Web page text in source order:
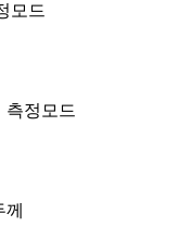
모드
측정모드